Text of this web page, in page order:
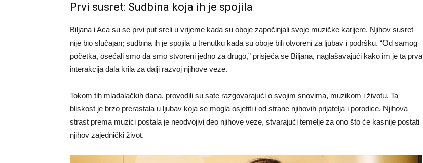
Prvi susret: Sudbina koja ih je spojila
Biljana i Aca su se prvi put sreli u vrijeme kada su oboje započinjali svoje muzičke karijere. Njihov susret
nije bio slučajan; sudbina ih je spojila u trenutku kada su oboje bili otvoreni za ljubav i podršku. “Od samog
početka, osećali smo da smo stvoreni jedno za drugo,” prisjeća se Biljana, naglašavajući kako im je ta prva
interakcija dala krila za dalji razvoj njihove veze.
Tokom tih mladalačkih dana, provodili su sate razgovarajući o svojim snovima, muzikom i životu. Ta
bliskost je brzo prerastala u ljubav koja se mogla osjetiti i od strane njihovih prijatelja i porodice. Njihova
strast prema muzici postala je neodvojivi deo njihove veze, stvarajući temelje za ono što će kasnije postati
njihov zajednički život.